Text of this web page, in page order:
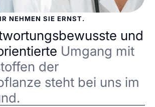
NEHMEN SIE ERNST.
und
Umgang mit
der
steht bei uns im